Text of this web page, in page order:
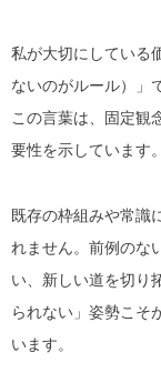
私が大切にしている
ないのがルール）」
この言葉は、固定観
要性を示しています。
既存の枠組みや常識
れません。前例のな
い、新しい道を切り
られない」姿勢こそ
います。